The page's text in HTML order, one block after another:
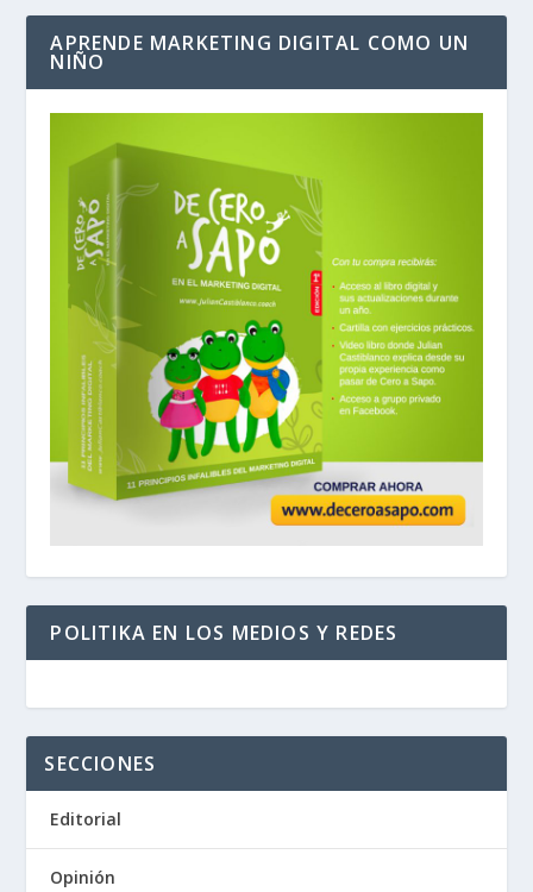
APRENDE MARKETING DIGITAL COMO UN
NIÑO
POLITIKA EN LOS MEDIOS Y REDES
SECCIONES
Editorial
Opinión